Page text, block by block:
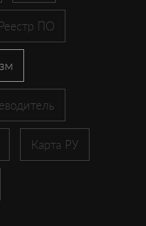
Реестр ПО
Карта РУ